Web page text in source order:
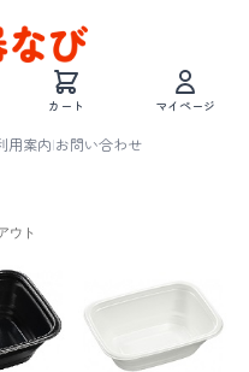
カート マイページ
用案内|お問い合わせ
ウト